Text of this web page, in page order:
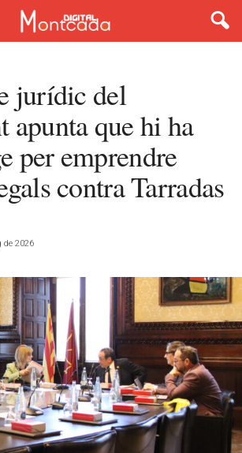
jurídic del
apunta que hi ha
per emprendre
contra Tarradas
de 2026